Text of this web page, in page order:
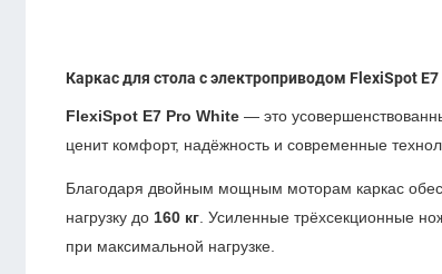
Каркас для стола с электроприводом FlexiSpot
FlexiSpot E7 Pro White — это
ценит комфорт, надёжность и современные
Благодаря двойным мощным моторам каркас
нагрузку до160 кг. Усиленные трёхсекционные
при максимальной нагрузке.